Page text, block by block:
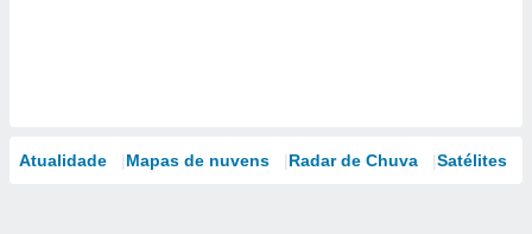
Atualidade Mapas de nuvens Radar de Chuva Satélites